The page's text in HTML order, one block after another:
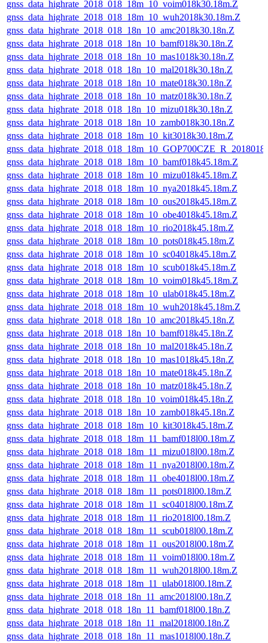
gnss_data_highrate_2018_018_18m_10_voim018k30.18m.Z
gnss_data_highrate_2018_018_18m_10_wuh2018k30.18m.Z
gnss_data_highrate_2018_018_18n_10_amc2018k30.18n.Z
gnss_data_highrate_2018_018_18n_10_bamf018k30.18n.Z
gnss_data_highrate_2018_018_18n_10_mas1018k30.18n.Z
gnss_data_highrate_2018_018_18n_10_mal2018k30.18n.Z
gnss_data_highrate_2018_018_18n_10_mate018k30.18n.Z
gnss_data_highrate_2018_018_18n_10_matz018k30.18n.Z
gnss_data_highrate_2018_018_18n_10_mizu018k30.18n.Z
gnss_data_highrate_2018_018_18n_10_zamb018k30.18n.Z
gnss_data_highrate_2018_018_18m_10_kit3018k30.18m.Z
gnss_data_highrate_2018_018_18m_10_bamf018k45.18m.Z
gnss_data_highrate_2018_018_18m_10_mizu018k45.18m.Z
gnss_data_highrate_2018_018_18m_10_nya2018k45.18m.Z
gnss_data_highrate_2018_018_18m_10_ous2018k45.18m.Z
gnss_data_highrate_2018_018_18m_10_obe4018k45.18m.Z
gnss_data_highrate_2018_018_18m_10_rio2018k45.18m.Z
gnss_data_highrate_2018_018_18m_10_pots018k45.18m.Z
gnss_data_highrate_2018_018_18m_10_sc04018k45.18m.Z
gnss_data_highrate_2018_018_18m_10_scub018k45.18m.Z
gnss_data_highrate_2018_018_18m_10_voim018k45.18m.Z
gnss_data_highrate_2018_018_18m_10_ulab018k45.18m.Z
gnss_data_highrate_2018_018_18m_10_wuh2018k45.18m.Z
gnss_data_highrate_2018_018_18n_10_amc2018k45.18n.Z
gnss_data_highrate_2018_018_18n_10_bamf018k45.18n.Z
gnss_data_highrate_2018_018_18n_10_mal2018k45.18n.Z
gnss_data_highrate_2018_018_18n_10_mas1018k45.18n.Z
gnss_data_highrate_2018_018_18n_10_mate018k45.18n.Z
gnss_data_highrate_2018_018_18n_10_matz018k45.18n.Z
gnss_data_highrate_2018_018_18n_10_voim018k45.18n.Z
gnss_data_highrate_2018_018_18n_10_zamb018k45.18n.Z
gnss_data_highrate_2018_018_18m_10_kit3018k45.18m.Z
gnss_data_highrate_2018_018_18m_11_bamf018l00.18m.Z
gnss_data_highrate_2018_018_18m_11_mizu018l00.18m.Z
gnss_data_highrate_2018_018_18m_11_nya2018l00.18m.Z
gnss_data_highrate_2018_018_18m_11_obe4018l00.18m.Z
gnss_data_highrate_2018_018_18m_11_pots018l00.18m.Z
gnss_data_highrate_2018_018_18m_11_sc04018l00.18m.Z
gnss_data_highrate_2018_018_18m_11_rio2018l00.18m.Z
gnss_data_highrate_2018_018_18m_11_scub018l00.18m.Z
gnss_data_highrate_2018_018_18m_11_ous2018l00.18m.Z
gnss_data_highrate_2018_018_18m_11_voim018l00.18m.Z
gnss_data_highrate_2018_018_18m_11_wuh2018l00.18m.Z
gnss_data_highrate_2018_018_18m_11_ulab018l00.18m.Z
gnss_data_highrate_2018_018_18n_11_amc2018l00.18n.Z
gnss_data_highrate_2018_018_18n_11_bamf018l00.18n.Z
gnss_data_highrate_2018_018_18n_11_mal2018l00.18n.Z
gnss_data_highrate_2018_018_18n_11_mas1018l00.18n.Z